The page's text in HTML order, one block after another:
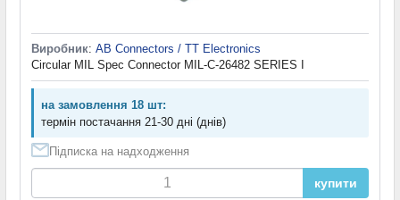
Виробник: AB Connectors / TT Electronics
Circular MIL Spec Connector MIL-C-26482 SERIES I
на замовлення 18 шт:
термін постачання 21-30 дні (днів)
Підписка на надходження
купити